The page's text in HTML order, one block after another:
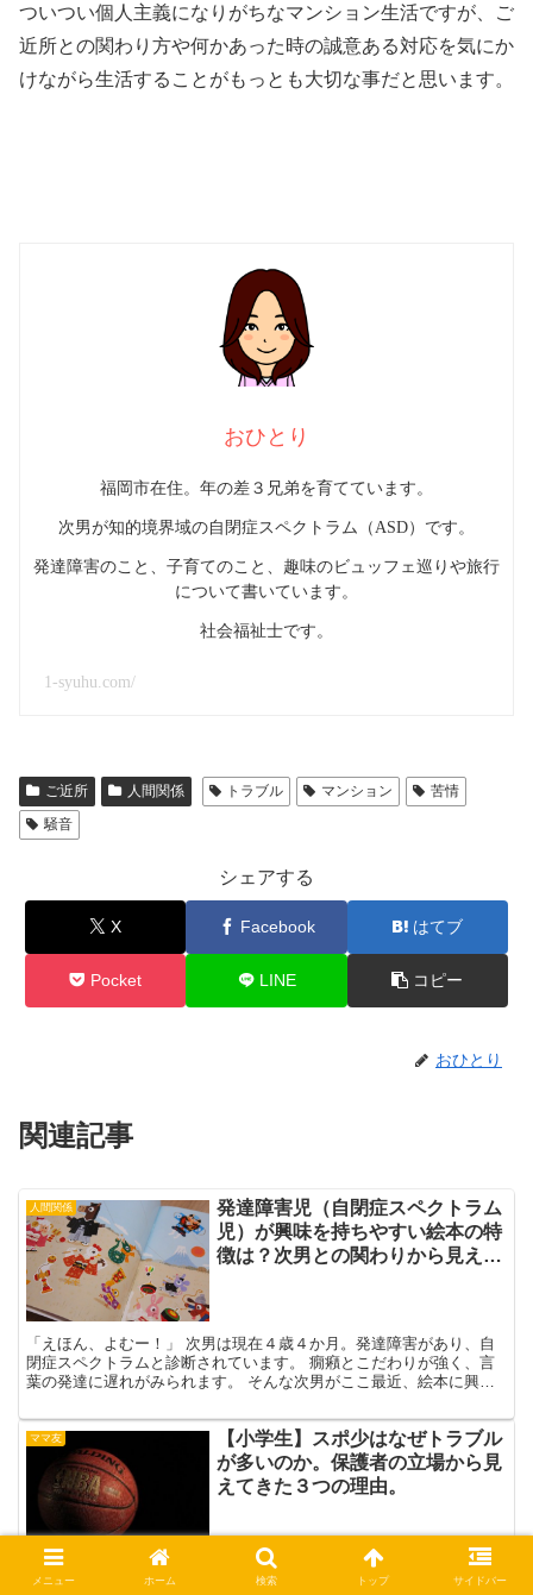
ついつい個人主義になりがちなマンション生活ですが、ご
近所との関わり方や何かあった時の誠意ある対応を気にか
けながら生活することがもっとも大切な事だと思います。
おひとり
福岡市在住。年の差３兄弟を育てています。
次男が知的境界域の自閉症スペクトラム（ASD）です。
発達障害のこと、子育てのこと、趣味のビュッフェ巡りや旅行
について書いています。
社会福祉士です。
1-syuhu.com/
ご近所 人間関係 トラブル マンション
苦情
騒音
シェアする
X Facebook はてブ
Pocket LINE コピー
おひとり
関連記事
人間関係
発達障害児（自閉症スペクトラム
児）が興味を持ちやすい絵本の特
徴は？次男との関わりから見えて
「えほん、よむー！」 次男は現在４歳４か月。発達障害があり、自
閉症スペクトラムと診断されています。 癇癪とこだわりが強く、言
葉の発達に遅れがみられます。 そんな次男がここ最近、絵本に興味
ママ友
【小学生】スポ少はなぜトラブル
が多いのか。保護者の立場から見
えてきた３つの理由。
我が家の長男は現在小学２年生。 バスケのスポーツ少年団に入り、
メニュー ホーム 検索 トップ サイドバー